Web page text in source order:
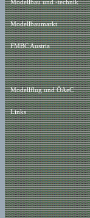
Modellbau und -technik
Modellbaumarkt
FMBC Austria
Modellflug und ÖAeC
Links